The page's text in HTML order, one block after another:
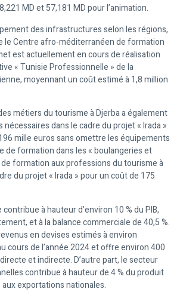
MD et 57,181 MD pour l’animation.
des infrastructures selon les régions,
le Centre afro-méditerranéen de formation
est actuellement en cours de réalisation
« Tunisie Professionnelle » de la
moyennant un coût estimé à 1,8 million
métiers du tourisme à Djerba a également
dans le cadre du projet « Irada »
mille euros sans omettre les équipements
de formation dans les « boulangeries et
de formation aux professions du tourisme à
du projet « Irada » pour un coût de 175
à hauteur d’environ 10 % du PIB,
et à la balance commerciale de 40,5 %.
en devises estimés à environ
cours de l’année 2024 et offre environ 400
et indirecte. D’autre part, le secteur
contribue à hauteur de 4 % du produit
exportations nationales.